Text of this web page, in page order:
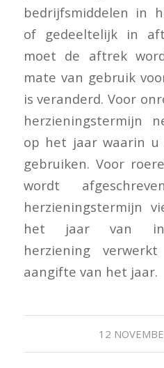
bedrijfsmiddelen in
of gedeeltelijk in
moet de aftrek
mate van gebruik
is veranderd. Voor
herzieningstermijn
op het jaar waarin u
gebruiken. Voor
wordt
herzieningstermijn
het jaar van
herziening
aangifte van het jaar.
12 /